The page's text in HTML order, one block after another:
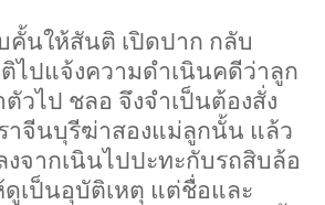
คั้นให้สันติ เปิดปาก กลับ
ไปแจ้งความดำเนินคดีว่าลูก
วไป ชลอ จึงจำเป็นต้องสั่ง
าจีนบุรีฆ่าสองแม่ลูกนั้น แล้ว
จากเนินไปปะทะกับรถสิบล้อ
ดูเป็นอุบัติเหตุ แต่ชื่อและ